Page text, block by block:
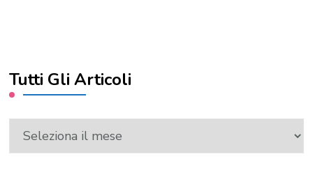
Tutti Gli Articoli
Tutti
Gli